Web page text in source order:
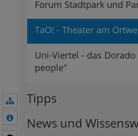
Navigation
Mehr Information
Forum Stadtpark und
TaO! - Theater am
Uni-Viertel - das Dorado
people“
Tipps
News und